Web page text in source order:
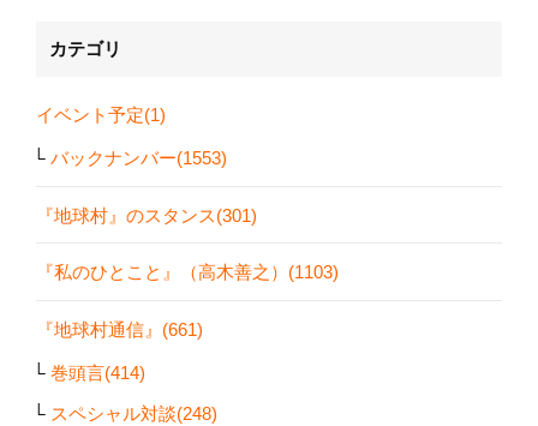
カテゴリ
イベント予定(1)
バックナンバー(1553)
『地球村』のスタンス(301)
『私のひとこと』（高木善之）(1103)
『地球村通信』(661)
巻頭言(414)
スペシャル対談(248)